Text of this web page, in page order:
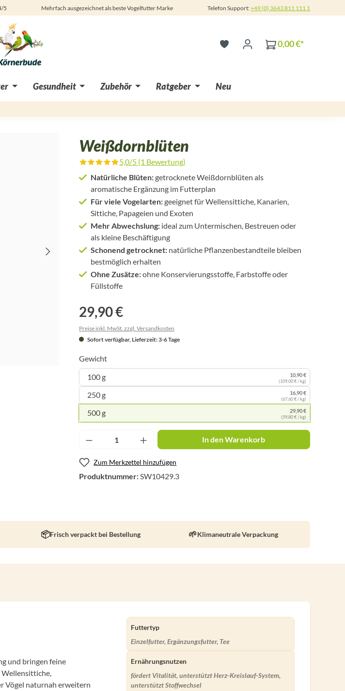
5 Mehrfach ausgezeichnet als beste Vogelfutter Marke Telefon Support:+49 (0) 3643 811 111 1
0,00 €*
Gesundheit Zubehör Ratgeber Neu
Weißdornblüten
Durchschnittliche Bewertung von 5 von 5 Sternen
5,0/5 (1 Bewertung)
Natürliche Blüten:getrocknete Weißdornblüten als
aromatische Ergänzung im Futterplan
Für viele Vogelarten:geeignet für Wellensittiche, Kanarien,
Sittiche, Papageien und Exoten
Mehr Abwechslung: ideal zum Untermischen, Bestreuen oder
als kleine Beschäftigung
Schonend getrocknet: natürliche Pflanzenbestandteile bleiben
bestmöglich erhalten
Ohne Zusätze:ohne Konservierungsstoffe, Farbstoffe oder
Füllstoffe
29,90 €
Preise inkl. MwSt. zzgl. Versandkosten
Sofort verfügbar, Lieferzeit: 3-6 Tage
Gewicht
100 g
10,90 €
(109,00 € / kg)
250 g 16,90 €
(67,60 € / kg)
500 g 29,90 €
(59,80 € / kg)
Produkt Anzahl: Gib den gewünschten Wert ein
In den Warenkorb
Zum Merkzettel hinzufügen
Produktnummer:SW10429.3
Frisch verpackt bei Bestellung Klimaneutrale Verpackung
und bringen feine
Wellensittiche,
Vögel naturnah erweitern
Futtertyp
Einzelfutter, Ergänzungsfutter, Tee
Ernährungsnutzen
fördert Vitalität, unterstützt Herz-Kreislauf-System,
unterstützt Stoffwechsel